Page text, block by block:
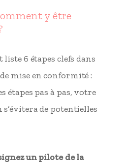
y être
liste 6 étapes clefs dans
mise en conformité :
étapes pas à pas, votre
de potentielles
un pilote de la